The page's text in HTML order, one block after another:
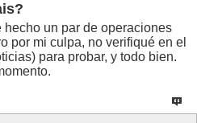
un par de operaciones
por mi culpa, no verifiqué en el
para probar, y todo bien.